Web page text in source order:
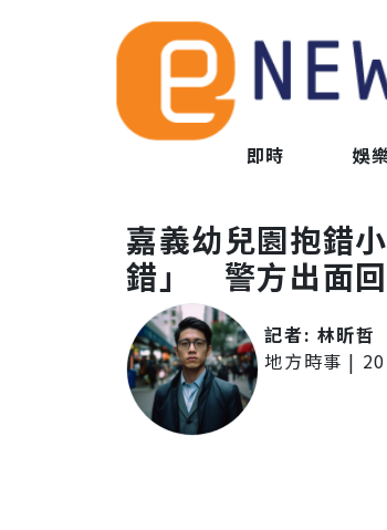
即時 娛
嘉義幼兒園抱錯
錯」 警方出面
記者: 林昕哲
地方時事 |